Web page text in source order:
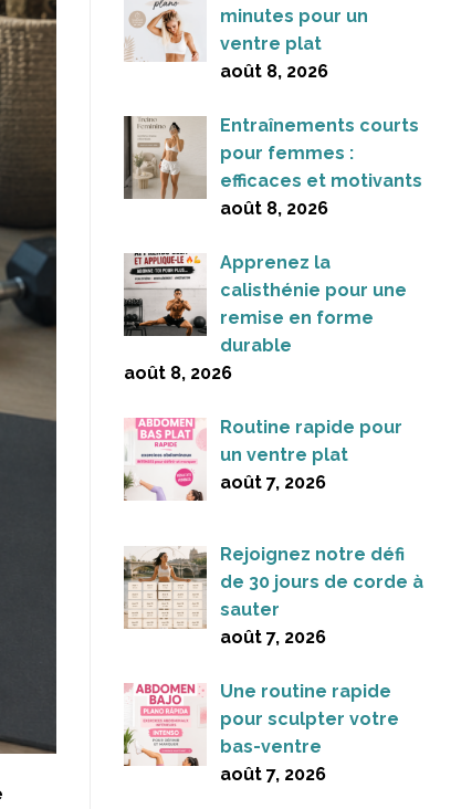
minutes pour un
ventre plat
août 8, 2026
Entraînements courts
pour femmes :
efficaces et motivants
août 8, 2026
Apprenez la
calisthénie pour une
remise en forme
durable
août 8, 2026
Routine rapide pour
un ventre plat
août 7, 2026
Rejoignez notre défi
de 30 jours de corde à
sauter
août 7, 2026
Une routine rapide
pour sculpter votre
bas-ventre
août 7, 2026